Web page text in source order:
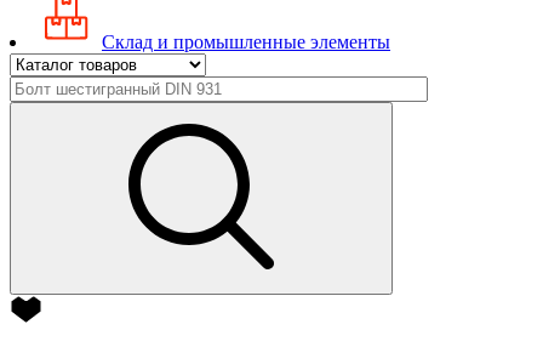
Склад и промышленные элементы